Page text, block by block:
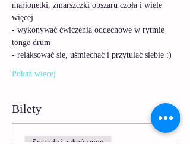
marionetki, zmarszczki obszaru czoła i wiele
więcej
- wykonywać ćwiczenia oddechowe w rytmie
tonge drum
- relaksować się, uśmiechać i przytulać siebie :)
Pokaż więcej
Bilety
Sprzedaż zakończona